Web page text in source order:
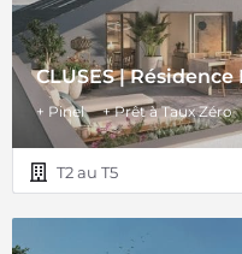
CLUSES |
+ Pinel + Prêt à Taux Zéro
T2 au T5